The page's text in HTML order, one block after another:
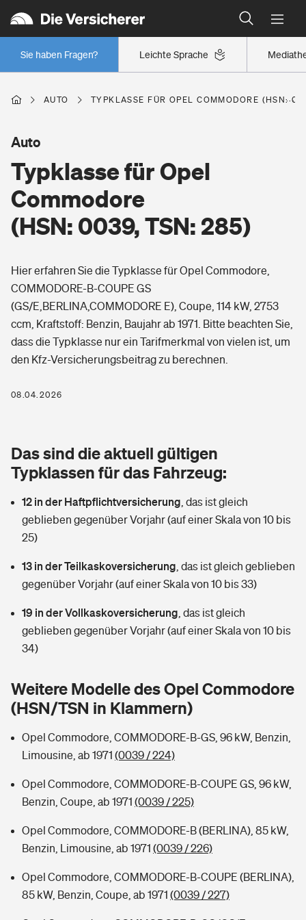
Leichte Sprache
Sie haben Fragen?
Wer versichert was: Jetzt Versicherer finden
Regionalklassen: So ist Ihre Region eingestuft
Wer versichert was: Jetzt Versicherer finden
Berufsunfähigkeitsversicherung
Arbeitsrechtsschutz
Berufshaftpflichtversicherung
Zur Übersicht
Rentenrechner: Wie viel Geld bekomme ich im Alter?
Wer versichert was: Jetzt Versicherer finden
Sie haben Fragen?
Wohnen
Wohngebäudeversicherung
Hausratversicherung
Elementarversicherung
Photovoltaik
Vermieterrrechtsschutz
Mietkautionsversicherung
Restkreditversicherung
Hochwasser-Check: Wie gefährdet ist Ihr Haus?
Wer versichert was: Jetzt Versicherer finden
Sie haben Fragen?
Pri­vate Haft­pflicht­
Rechts­schutz­ver­si­che­rung
Fahrradversicherung
Unfallversicherung
Kinderinvalidität
Reiseversicherung
Hundehalter-Haftpflicht
Handyversicherung
Private Cyberversicherung
Musikinstrumentenversicherung
Zur Übersicht
Kinderunfall-Check: Mehr Sicherheit für deine Kids
Typklassen: So ist Ihr Auto eingestuft
Sie haben Fragen?
Gesundheit
Private Krankenversicherung
Tierkrankenversicherung
Tools
Wer versichert was: Jetzt Versicherer finden
Sie haben Fragen?
Rentenrechner: Wie viel Geld bekomme ich im Alter?
AUTO TYPKLASSE FÜR OPEL COMMODORE (HSN:
Typklasse für Opel
Commodore
(HSN: 0039, TSN: 285)
Auto
Hier erfahren Sie die Typklasse für Opel Commodore,
COMMODORE-B-COUPE GS
(GS/E,BERLINA,COMMODORE E), Coupe, 114 kW, 2753
ccm, Kraftstoff: Benzin, Baujahr ab 1971. Bitte beachten Sie,
dass die Typklasse nur ein Tarifmerkmal von vielen ist, um
den Kfz-Versicherungsbeitrag zu berechnen.
08.04.2026
Das sind die aktuell gültigen
Typklassen für das Fahrzeug:
12 in der Haftpflichtversicherung das ist gleich
geblieben gegenüber Vorjahr (auf einer Skala von 10 bis
25)
13 in der Teilkaskoversicherung das ist gleich geblieben
gegenüber Vorjahr (auf einer Skala von 10 bis 33)
19 in der Vollkaskoversicherung das ist gleich
geblieben gegenüber Vorjahr (auf einer Skala von 10 bis
34)
Weitere Modelle des Opel Commodore
(HSN/TSN in Klammern)
Opel Commodore, COMMODORE-B-GS, 96 kW, Benzin,
Limousine, ab 1971 (0039 / 224)
Opel Commodore, COMMODORE-B-COUPE GS, 96 kW,
Benzin, Coupe, ab 1971 (0039 / 225)
Opel Commodore, COMMODORE-B (BERLINA), 85 kW,
Benzin, Limousine, ab 1971 (0039 / 226)
Opel Commodore, COMMODORE-B-COUPE (BERLINA),
85 kW, Benzin, Coupe, ab 1971 (0039 / 227)